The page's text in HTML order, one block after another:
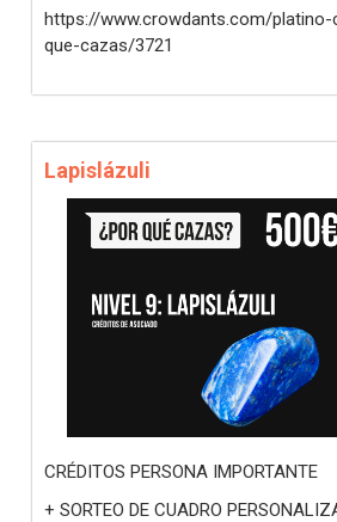
https://www.crowdants.com/
que-cazas/3721
Lapislázuli
CRÉDITOS PERSONA IMPORTANTE
+ SORTEO DE CUADRO